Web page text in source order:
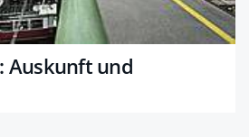
Auskunft und